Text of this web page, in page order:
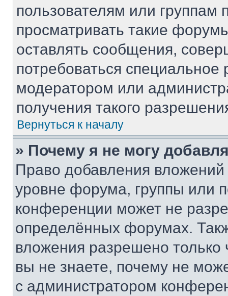
пользователям или группам
просматривать такие
оставлять сообщения,
потребоваться
модератором или
получения такого
Вернуться к началу
» Почему я не могу
Право добавления
уровне форума, группы или
конференции может не
определённых форумах.
вложения разрешено
вы не знаете, почему не
с администратором